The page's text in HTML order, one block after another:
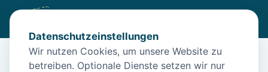
/Unterkünfte /Borkum/
Datenschutzeinstellungen
Wir nutzen Cookies, um unsere Website zu
betreiben. Optionale Dienste setzen wir nur